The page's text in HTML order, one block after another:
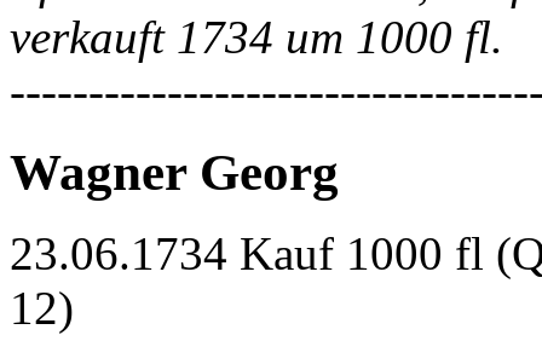
verkauft 1734 um 1000 fl.
Wagner Georg
23.06.1734 Kauf 1000 fl
12)